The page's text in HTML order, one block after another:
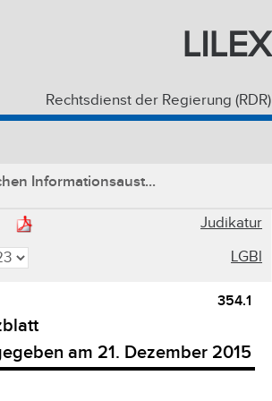
LILEX
Rechtsdienst der Regierung (RDR)
Informationsaust...
Judikatur
LGBl